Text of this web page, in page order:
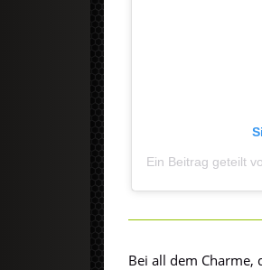
Ein Beitrag geteilt
Bei all dem Charme,